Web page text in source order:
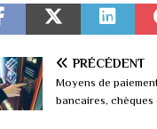
PRÉCÉDENT
Moyens de
bancaires, chèques